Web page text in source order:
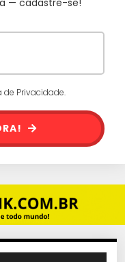
— cadastre-se!
Privacidade.